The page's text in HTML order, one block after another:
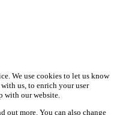
We use cookies to let us know
us, to enrich your user
with our website.
out more. You can also change